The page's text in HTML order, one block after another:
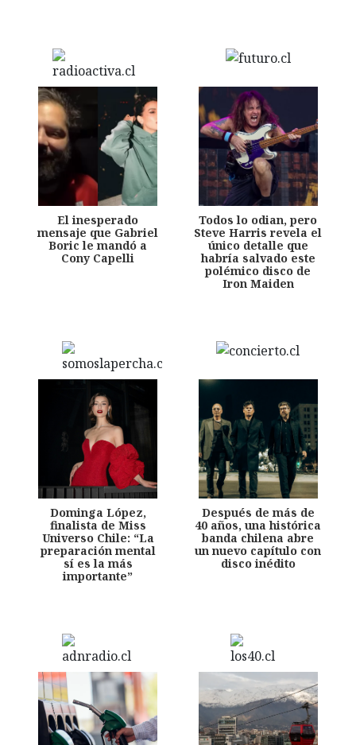
El inesperado
mensaje que Gabriel
Boric le mandó a
Cony Capelli
Todos lo odian, pero
Steve Harris revela el
único detalle que
habría salvado este
polémico disco de
Iron Maiden
Dominga López,
finalista de Miss
Universo Chile: “La
preparación mental
sí es la más
importante”
Después de más de
40 años, una histórica
banda chilena abre
un nuevo capítulo con
disco inédito